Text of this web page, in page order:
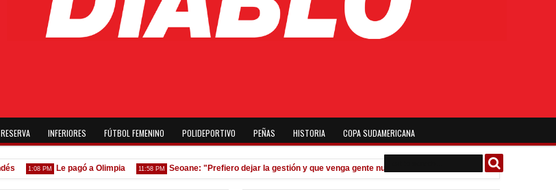
RESERVA INFERIORES FÚTBOL FEMENINO POLIDEPORTIVO PEÑAS HISTORIA COPA SUDAMERICANA
1:08 PM Le pagó a Olimpia 11:58 PM Seoane: "Prefiero dejar la gestión y que venga gente nueva" Todo confirmado en la Copa